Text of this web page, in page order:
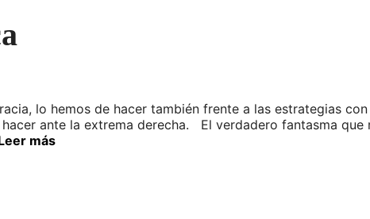
lo hemos de hacer también frente a las estrategias
ante la extrema derecha. El verdadero fantasma que
más